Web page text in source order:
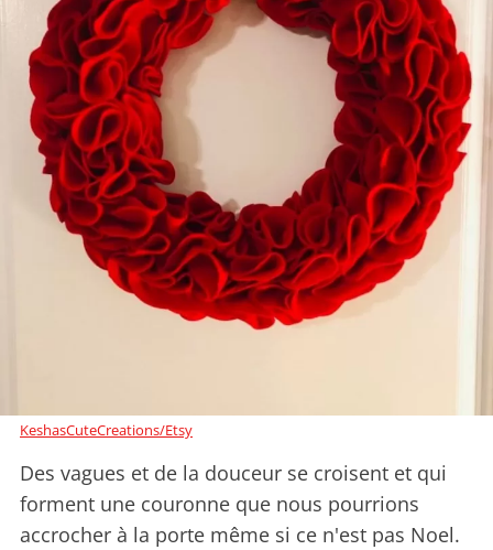
KeshasCuteCreations/Etsy
Des vagues et de la douceur se croisent et qui
forment une couronne que nous pourrions
accrocher à la porte même si ce n'est pas Noel.